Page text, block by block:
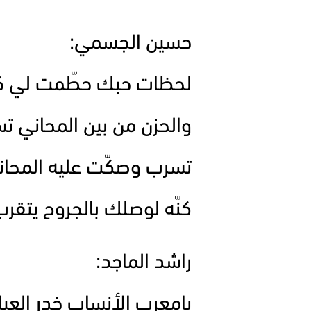
حسين الجسمي:
لحظات حبك حطّمت لي
والحزن من بين المحاني
تسرب وصكّت عليه
كنّه لوصلك بالجروح
راشد الماجد:
يامعرب الأنساب خدر